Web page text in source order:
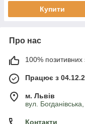
Купити
Про нас
100% позитивних
Працює з
м. Львів
вул.
Контакти